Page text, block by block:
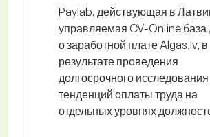
Paylab, действующая в
управляемая CV-Online
о заработной плате Algas.lv, в
результате проведения
долгосрочного исследования
тенденций оплаты труда на
отдельных уровнях